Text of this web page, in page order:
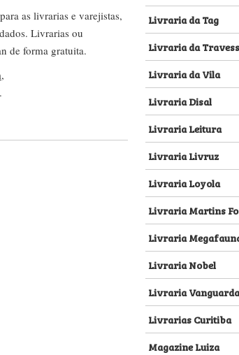
as livrarias e varejistas,
Livrarias ou
de forma gratuita.
,
.
Livraria da Tag
Livraria da
Livraria da Vila
Livraria Disal
Livraria Leitura
Livraria Livruz
Livraria Loyola
Livraria Martins
Livraria
Livraria Nobel
Livraria Vanguarda
Livrarias Curitiba
Magazine Luiza